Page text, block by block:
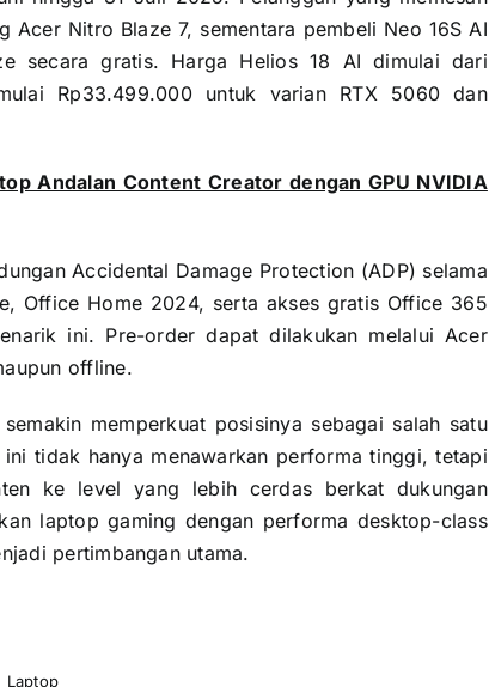
Acer Nitro Blaze 7, sementara pembeli Neo 16S AI
secara gratis. Harga Helios 18 AI dimulai dari
Rp33.499.000 untuk varian RTX 5060 dan
Andalan Content Creator dengan GPU NVIDIA
Accidental Damage Protection (ADP) selama
Office Home 2024, serta akses gratis Office 365
ini. Pre-order dapat dilakukan melalui Acer
offline.
memperkuat posisinya sebagai salah satu
tidak hanya menawarkan performa tinggi, tetapi
ke level yang lebih cerdas berkat dukungan
laptop gaming dengan performa desktop-class
pertimbangan utama.
Laptop